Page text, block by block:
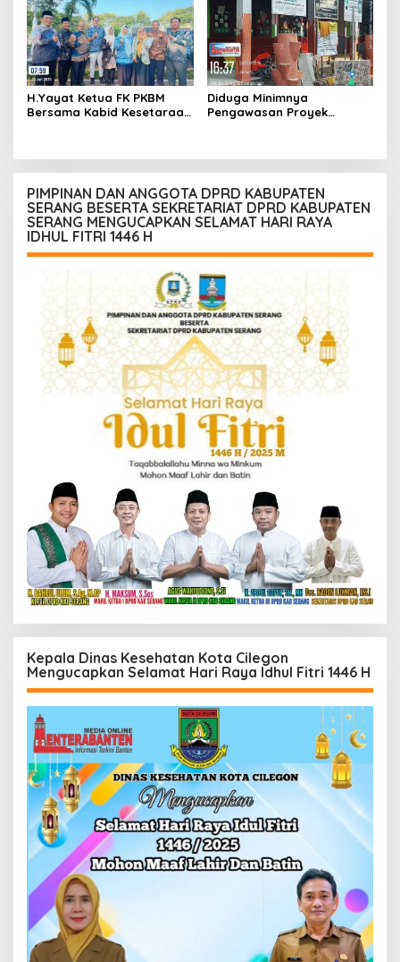
Harus Terima
Konsekuensinya
Spesifikasi
H.Yayat Ketua FK PKBM
Bersama Kabid Kesetaraan
Diduga Minimnya
Pengawasan Proyek
PIMPINAN DAN ANGGOTA DPRD KABUPATEN
SERANG BESERTA SEKRETARIAT DPRD KABUPATEN
SERANG MENGUCAPKAN SELAMAT HARI RAYA
IDHUL FITRI 1446 H
Kepala Dinas Kesehatan Kota Cilegon
Mengucapkan Selamat Hari Raya Idhul Fitri 1446 H